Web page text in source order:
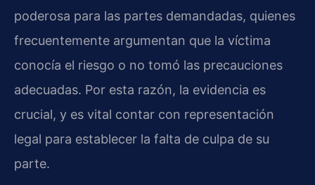
poderosa para las partes demandadas, quienes
frecuentemente argumentan que la víctima
conocía el riesgo o no tomó las precauciones
adecuadas. Por esta razón, la evidencia es
crucial, y es vital contar con representación
legal para establecer la falta de culpa de su
parte.